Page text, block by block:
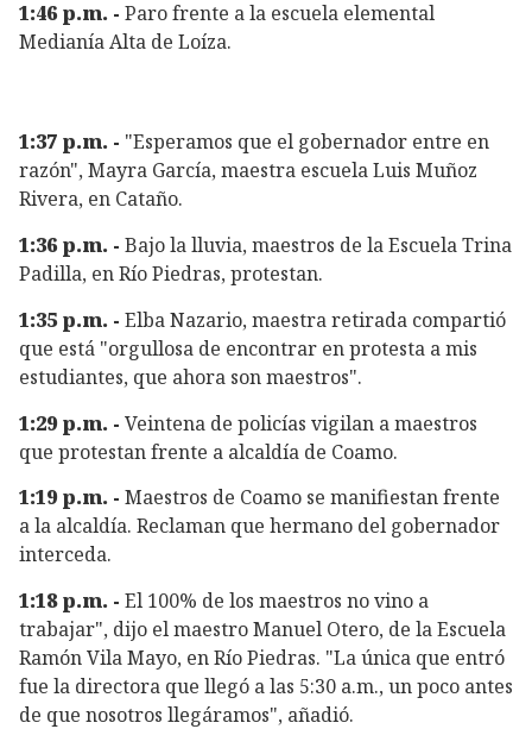
1:46 p.m. - Paro frente a la escuela elemental
Medianía Alta de Loíza.
1:37 p.m. - "Esperamos que el gobernador entre en
razón", Mayra García, maestra escuela Luis Muñoz
Rivera, en Cataño.
1:36 p.m. - Bajo la lluvia, maestros de la Escuela Trina
Padilla, en Río Piedras, protestan.
1:35 p.m. - Elba Nazario, maestra retirada compartió
que está "orgullosa de encontrar en protesta a mis
estudiantes, que ahora son maestros".
1:29 p.m. - Veintena de policías vigilan a maestros
que protestan frente a alcaldía de Coamo.
1:19 p.m. - Maestros de Coamo se manifiestan frente
a la alcaldía. Reclaman que hermano del gobernador
interceda.
1:18 p.m. - El 100% de los maestros no vino a
trabajar", dijo el maestro Manuel Otero, de la Escuela
Ramón Vila Mayo, en Río Piedras. "La única que entró
fue la directora que llegó a las 5:30 a.m., un poco antes
de que nosotros llegáramos", añadió.